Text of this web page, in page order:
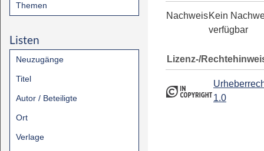
Themen
Listen
Neuzugänge
Titel
Autor / Beteiligte
Ort
Verlage
NachweisKein
verfügbar
Lizenz-/
1.0